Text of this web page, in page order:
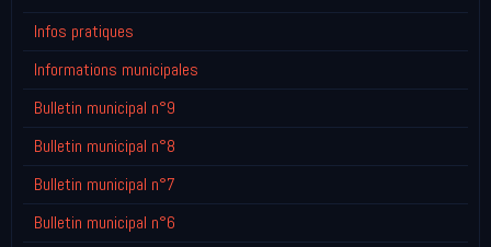
Infos pratiques
Informations municipales
Bulletin municipal n°9
Bulletin municipal n°8
Bulletin municipal n°7
Bulletin municipal n°6